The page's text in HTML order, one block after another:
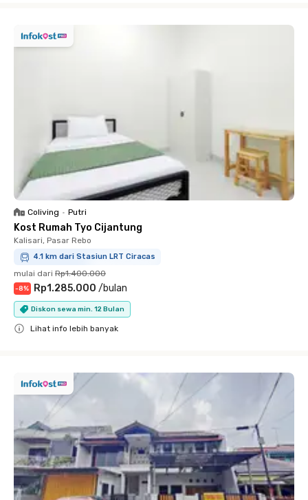
Coliving • Putri
Kost Rumah Tyo Cijantung
Kalisari, Pasar Rebo
4.1 km dari Stasiun LRT Ciracas
mulai dari Rp1.400.000
-8% Rp1.285.000 /bulan
Diskon sewa min. 12 Bulan
Lihat info lebih banyak